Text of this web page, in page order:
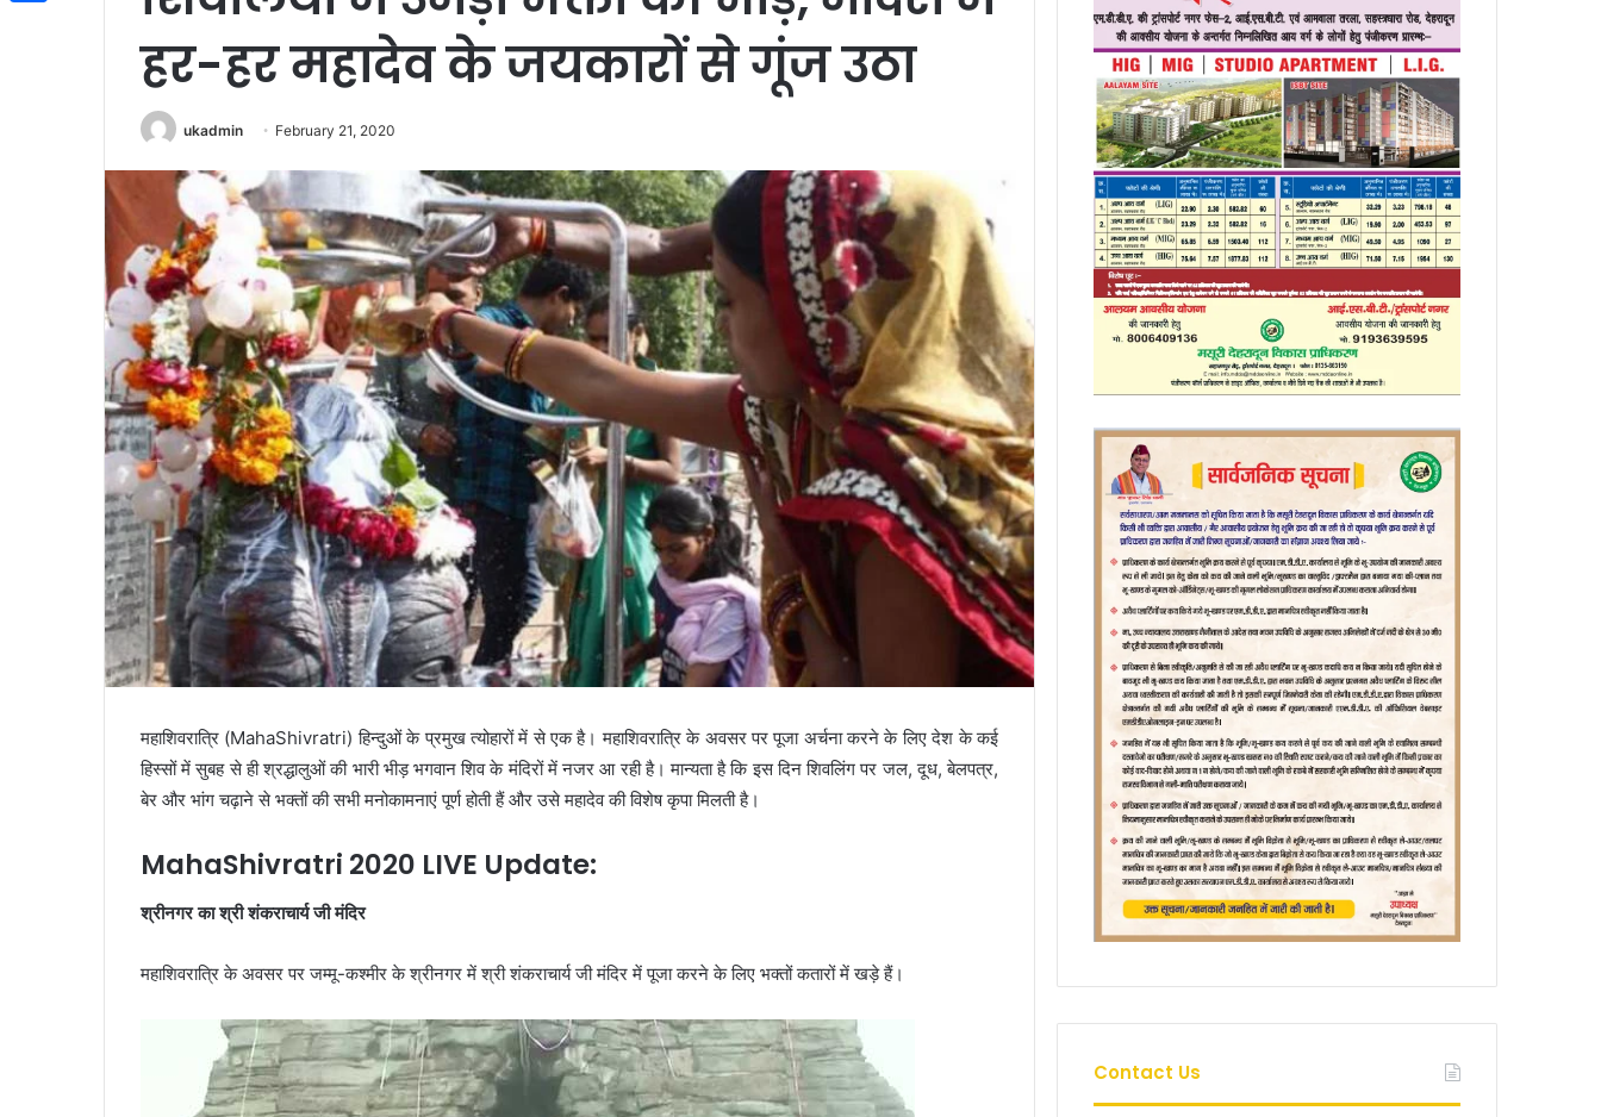
हर-हर महादेव के जयकारों से गूंज उठा
ukadmin February 21, 2020
महाशिवरात्रि (MahaShivratri) हिन्‍दुओं के प्रमुख त्‍योहारों में से एक है। महाशिवरात्रि के अवसर पर पूजा अर्चना करने के लिए देश के कई
हिस्सों में सुबह से ही श्रद्धालुओं की भारी भीड़ भगवान शिव के मंदिरों में नजर आ रही है। मान्‍यता है कि इस दिन शिवलिंग पर जल, दूध, बेलपत्र,
बेर और भांग चढ़ाने से भक्‍तों की सभी मनोकामनाएं पूर्ण होती हैं और उसे महादेव की विशेष कृपा मिलती है।
MahaShivratri 2020 LIVE Update:
श्रीनगर का श्री शंकराचार्य जी मंदिर
महाशिवरात्रि के अवसर पर जम्मू-कश्मीर के श्रीनगर में श्री शंकराचार्य जी मंदिर में पूजा करने के लिए भक्तों कतारों में खड़े हैं।
Contact Us